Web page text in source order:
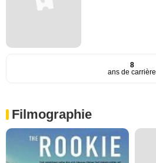
8
ans de carrière
Filmographie